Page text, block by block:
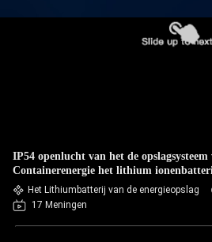
IP54 openlucht van het de opslagsysteem
Containerenergie het lithium
Omschakelaar voor Snelle het Laden van
Het Lithiumbatterij van de energieopslag
17 Meningen